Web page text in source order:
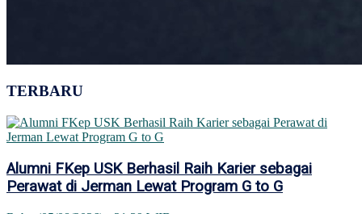
TERBARU
Alumni FKep USK Berhasil Raih Karier sebagai
Perawat di Jerman Lewat Program G to G